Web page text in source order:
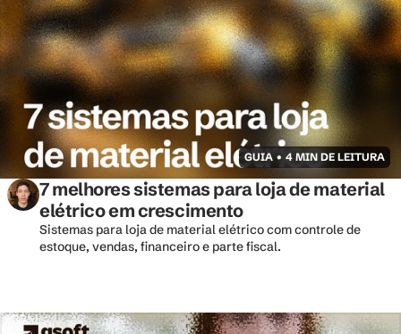
GUIA • 4 MIN DE LEITURA
7 melhores sistemas para loja de material
elétrico em crescimento
Sistemas para loja de material elétrico com controle de
estoque, vendas, financeiro e parte fiscal.